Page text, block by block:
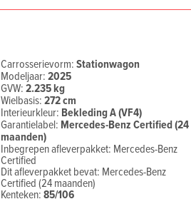
Carrosserievorm:Stationwagon
Modeljaar:2025
GVW:2.235 kg
Wielbasis:272 cm
Interieurkleur: Bekleding A (VF4)
Garantielabel: Mercedes-Benz Certified (24
maanden)
Inbegrepen afleverpakket: Mercedes-Benz
Certified
Dit afleverpakket bevat: Mercedes-Benz
Certified (24 maanden)
Kenteken:85/106